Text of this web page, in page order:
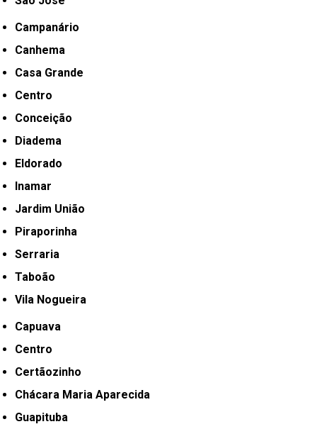
Campanário
Canhema
Casa Grande
Centro
Conceição
Diadema
Eldorado
Inamar
Jardim União
Piraporinha
Serraria
Taboão
Vila Nogueira
Capuava
Centro
Certãozinho
Chácara Maria Aparecida
Guapituba